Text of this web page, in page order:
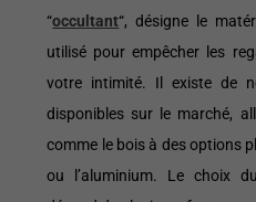
“occultant“, désigne le
utilisé pour empêcher les
votre intimité. Il existe de
disponibles sur le marché,
comme le bois à des options
ou l’aluminium. Le choix